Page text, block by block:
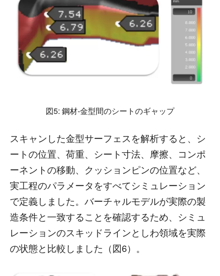
図5: 鋼材-金型間のシートのギャップ
スキャンした金型サーフェスを解析すると、シ
ートの位置、荷重、シート寸法、摩擦、コンポ
ーネントの移動、クッションピンの位置など、
実工程のパラメータをすべてシミュレーション
で定義しました。バーチャルモデルが実際の製
造条件と一致することを確認するため、シミュ
レーションのスキッドラインとしわ領域を実際
の状態と比較しました（図6）。